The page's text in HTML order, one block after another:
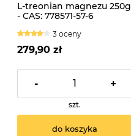
L-treonian magnezu 250g
- CAS: 778571-57-6
3 oceny
279,90 zł
- +
szt.
do koszyka